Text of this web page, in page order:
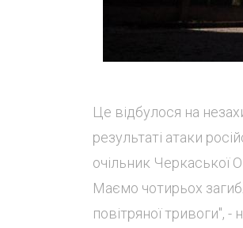
Це відбулося на
результаті атаки
очільник Черкаської
Маємо чотирьох
повітряної тривоги",